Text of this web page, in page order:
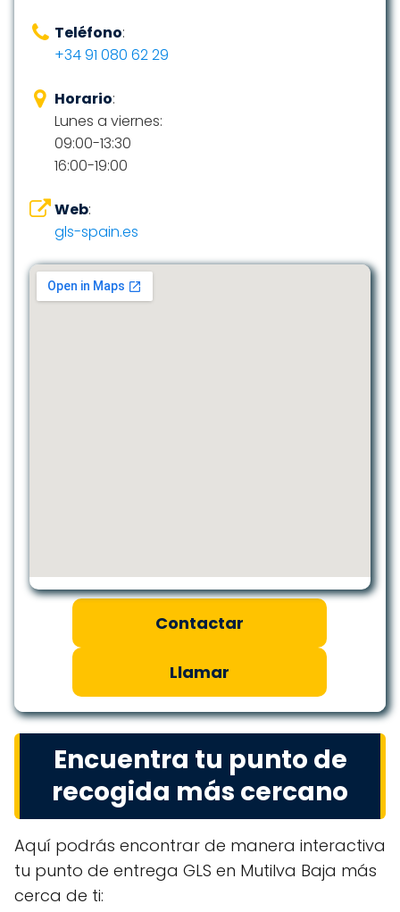
Teléfono:
+34 91 080 62 29
Horario:
Lunes a viernes:
09:00-13:30
16:00-19:00
Web:
gls-spain.es
Contactar
Llamar
Encuentra tu punto de
recogida más cercano
Aquí podrás encontrar de manera interactiva
tu punto de entrega GLS en Mutilva Baja más
cerca de ti: